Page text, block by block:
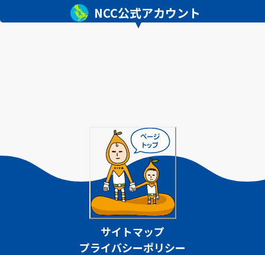
NCC公式アカウント
サイトマップ
プライバシーポリシー